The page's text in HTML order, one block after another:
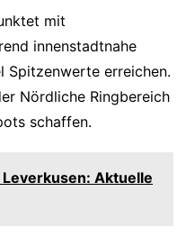
mit
innenstadtnahe
Spitzenwerte erreichen.
Nördliche Ringbereich
schaffen.
Aktuelle